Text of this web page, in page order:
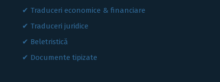
Traduceri economice & financiare
Traduceri juridice
Beletristică
Documente tipizate